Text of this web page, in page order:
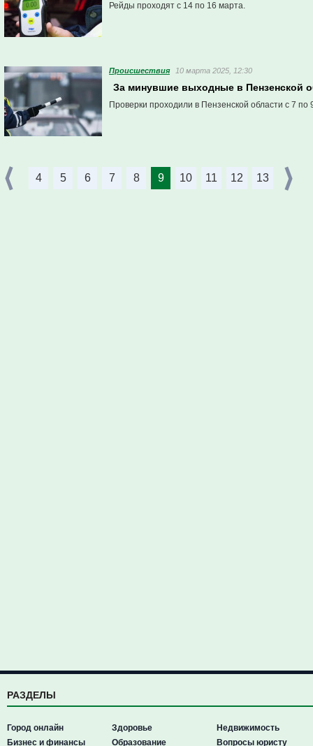
Рейды проходят с 14 по 16 марта.
Проиcшествия 10 марта 2025, 12:30
За минувшие выходные в Пензенской
Проверки проходили в Пензенской области с 7 по
4 5 6 7 8 9 10 11 12 13
РАЗДЕЛЫ
Город онлайн
Бизнес и финансы
Здоровье
Образование
Недвижимость
Вопросы юристу